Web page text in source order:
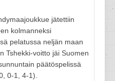
jätettiin
kolmanneksi
pelatussa neljän maan
Tshekki-voitto jäi Suomen
päätöspelissä
0-1, 4-1).